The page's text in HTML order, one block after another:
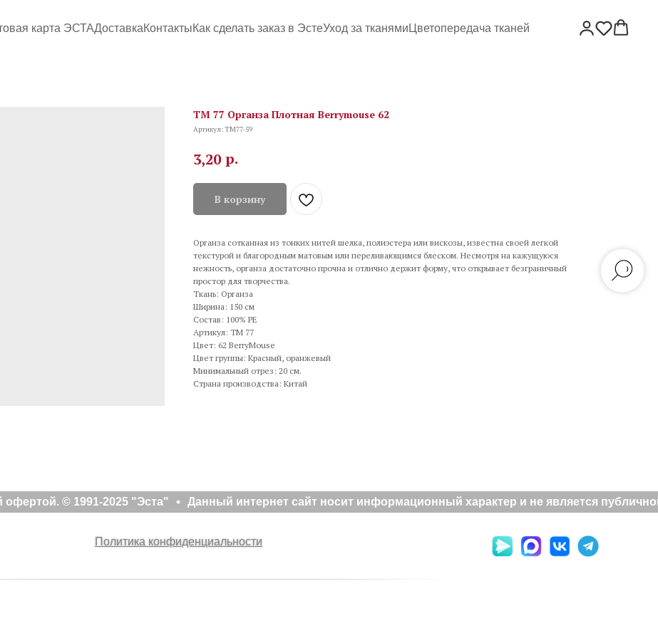
карта ЭСТАДоставкаКонтактыКак сделать заказ в ЭстеУход за тканями Цветопередача тканей
TM 77 Органза Плотная Berrymouse 62
Артикул:TM77-59
3,20 р.
В корзину
Органза сотканная из тонких нитей шелка, полиэстера или вискозы, известна своей легкой
текстурой и благородным матовым или переливающимся блеском. Несмотря на кажущуюся
нежность, органза достаточно прочна и отлично держит форму, что открывает безграничный
простор для творчества.
Ткань: Органза
Ширина: 150 см
Состав: 100% PE
Артикул: TM 77
Цвет: 62 BerryMouse
Цвет группы: Красный, оранжевый
Минимальный отрез: 20 см.
Страна производства: Китай
© 1991-2025 "Эста" Данный интернет сайт носит информационный характер и не является
Политика конфиденциальности